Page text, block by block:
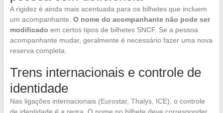
A rigidez é ainda mais acentuada para os bilhetes que incluem
um acompanhante. O nome do acompanhante não pode ser
modificado em certos tipos de bilhetes SNCF. Se a pessoa
acompanhante mudar, geralmente é necessário fazer uma nova
reserva completa.
Trens internacionais e controle de
identidade
Nas ligações internacionais (Eurostar, Thalys, ICE), o controle